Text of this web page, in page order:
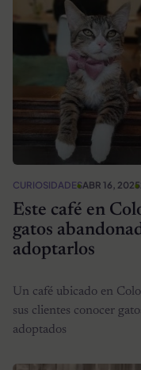
CURIOSIDADESABR 16, 2025
Este café en
gatos
adoptarlos
Un café ubicado en
sus clientes conocer
adoptados